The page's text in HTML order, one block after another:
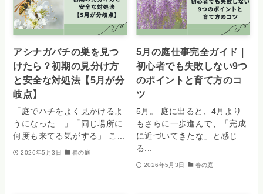
アシナガバチの巣を見つ
けたら？初期の見分け方
と安全な対処法【5月が分
岐点】
「庭でハチをよく見かけるよ
うになった…」「同じ場所に
何度も来てる気がする」 こ...
2026年5月3日 春の庭
5月の庭仕事完全ガイド｜
初心者でも失敗しない9つ
のポイントと育て方のコ
ツ
5月。 庭に出ると、4月より
もさらに一歩進んで、「完成
に近づいてきたな」と感じ
る...
2026年5月3日 春の庭